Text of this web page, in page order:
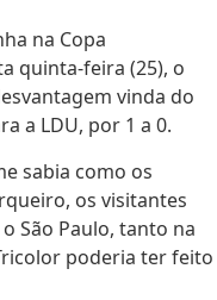
na Copa
quinta-feira (25), o
vinda do
a LDU, por 1 a 0.
sabia como os
os visitantes
São Paulo, tanto na
poderia ter feito